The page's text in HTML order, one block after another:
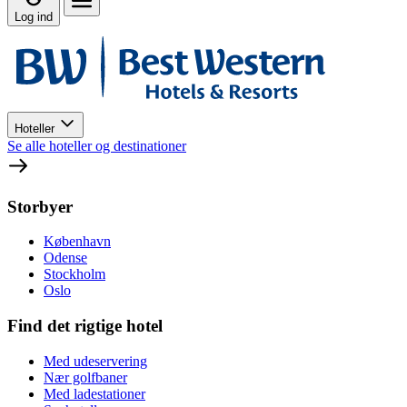
Log ind
Hoteller
Se alle hoteller og destinationer
Storbyer
København
Odense
Stockholm
Oslo
Find det rigtige hotel
Med udeservering
Nær golfbaner
Med ladestationer